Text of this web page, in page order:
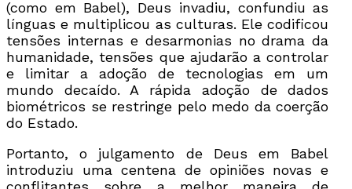
(como em Babel), Deus invadiu, confundiu as
línguas e multiplicou as culturas. Ele codificou
tensões internas e desarmonias no drama da
humanidade, tensões que ajudarão a controlar
e limitar a adoção de tecnologias em um
mundo decaído. A rápida adoção de dados
biométricos se restringe pelo medo da coerção
do Estado.
Portanto, o julgamento de Deus em Babel
introduziu uma centena de opiniões novas e